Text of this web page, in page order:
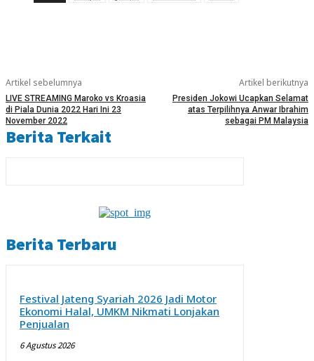
Artikel sebelumnya
LIVE STREAMING Maroko vs Kroasia
di Piala Dunia 2022 Hari Ini 23
November 2022
Artikel berikutnya
Presiden Jokowi Ucapkan Selamat
atas Terpilihnya Anwar Ibrahim
sebagai PM Malaysia
Berita Terkait
Berita Terbaru
Festival Jateng Syariah 2026 Jadi Motor
Ekonomi Halal, UMKM Nikmati Lonjakan
Penjualan
6 Agustus 2026